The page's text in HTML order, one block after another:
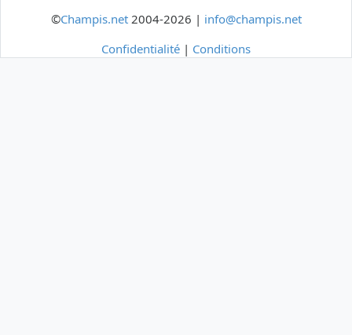
©Champis.net2004-2026 | info@champis.net
Confidentialité | Conditions